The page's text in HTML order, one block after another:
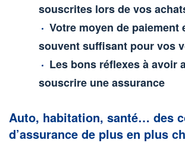
souscrites lors de vos
Votre moyen de paiement
souvent suffisant pour vos
Les bons réflexes à avoir
souscrire une assurance
Auto, habitation, santé… des
d’assurance de plus en plus